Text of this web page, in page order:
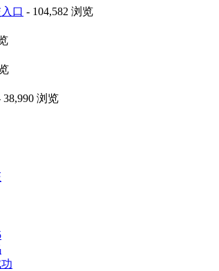
口 - 104,582 浏览
38,990 浏览